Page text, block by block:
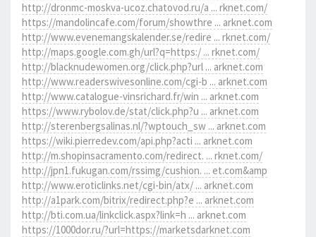
http://dronmc-moskva-ucoz.chatovod.ru/a ... rknet.com/
https://mandolincafe.com/forum/showthre ... arknet.com
http://www.evenemangskalender.se/redire ... rknet.com/
http://maps.google.com.gh/url?q=https:/ ... rknet.com/
http://blacknudewomen.org/click.php?url ... arknet.com
http://www.readerswivesonline.com/cgi-b ... arknet.com
http://www.catalogue-vinsrichard.fr/win ... arknet.com
https://www.rybolov.de/stat/click.php?u ... arknet.com
http://sterenbergsalinas.nl/?wptouch_sw ... arknet.com
https://wiki.pierredev.com/api.php?acti ... arknet.com
http://m.shopinsacramento.com/redirect. ... rknet.com/
http://jpn1.fukugan.com/rssimg/cushion. ... et.com&amp
http://www.eroticlinks.net/cgi-bin/atx/ ... arknet.com
http://a1park.com/bitrix/redirect.php?e ... arknet.com
http://bti.com.ua/linkclick.aspx?link=h ... arknet.com
https://1000dor.ru/?url=https://marketsdarknet.com